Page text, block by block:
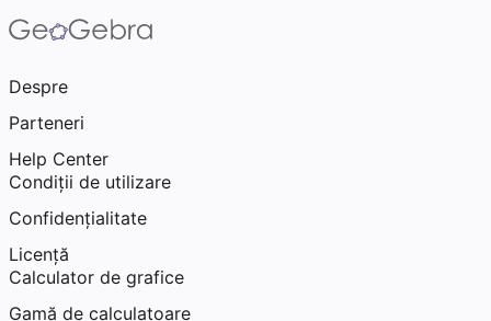
Despre
Parteneri
Help Center
Condiţii de utilizare
Confidențialitate
Licență
Calculator de grafice
Gamă de calculatoare